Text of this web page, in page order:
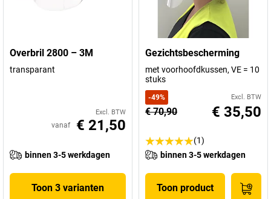
Overbril 2800 – 3M
transparant
Excl. BTW
vanaf € 21,50
binnen 3-5 werkdagen
Toon 3 varianten
Gezichtsbescherming
met voorhoofdkussen, VE = 10
stuks
-49% Excl. BTW
€ 70,90 € 35,50
(1)
binnen 3-5 werkdagen
Toon product